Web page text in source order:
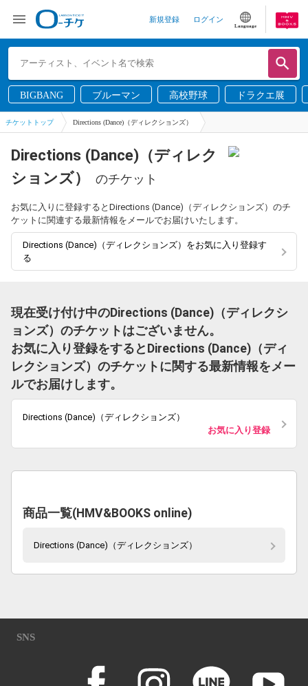
新規登録 ログイン
Language
BIGBANG ブルーマン 高校野球 ドラクエ展
チケットトップ Directions (Dance)（ディレクションズ）
Directions (Dance)（ディレク
ションズ）
のチケット
お気に入りに登録するとDirections (Dance)（ディレクションズ）のチ
ケットに関連する最新情報をメールでお届けいたします。
Directions (Dance)（ディレクションズ）をお気に入り登録す
る
現在受け付け中のDirections (Dance)（ディレクシ
ョンズ）のチケットはございません。
お気に入り登録をするとDirections (Dance)（ディ
レクションズ）のチケットに関する最新情報をメー
ルでお届けします。
Directions (Dance)（ディレクションズ）
お気に入り登録
商品一覧(HMV&BOOKS online)
Directions (Dance)（ディレクションズ）
SNS